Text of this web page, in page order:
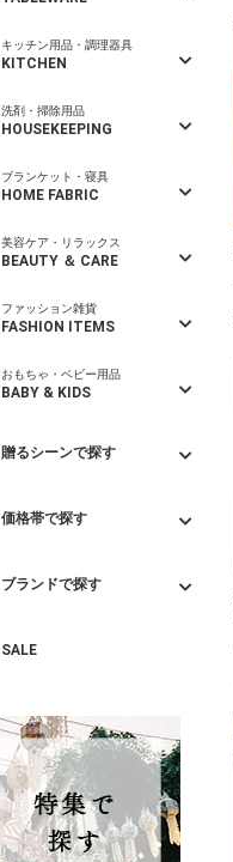
キッチン用品・調理器具
KITCHEN
洗剤・掃除用品
HOUSEKEEPING
ブランケット・寝具
HOME FABRIC
美容ケア・リラックス
BEAUTY ＆ CARE
ファッション雑貨
FASHION ITEMS
おもちゃ・ベビー用品
BABY & KIDS
贈るシーンで探す
価格帯で探す
ブランドで探す
SALE